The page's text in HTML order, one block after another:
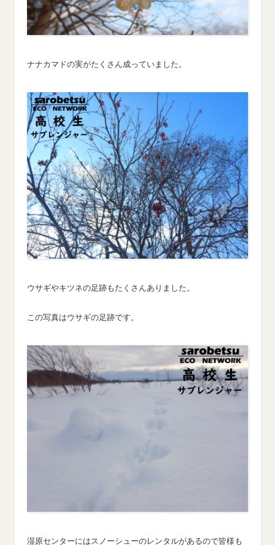
ナナカマドの実がたくさん成っていました。
ウサギやキツネの足跡もたくさんありました。
この写真はウサギの足跡です。
湿原センターにはスノーシューのレンタルがあるので皆様も